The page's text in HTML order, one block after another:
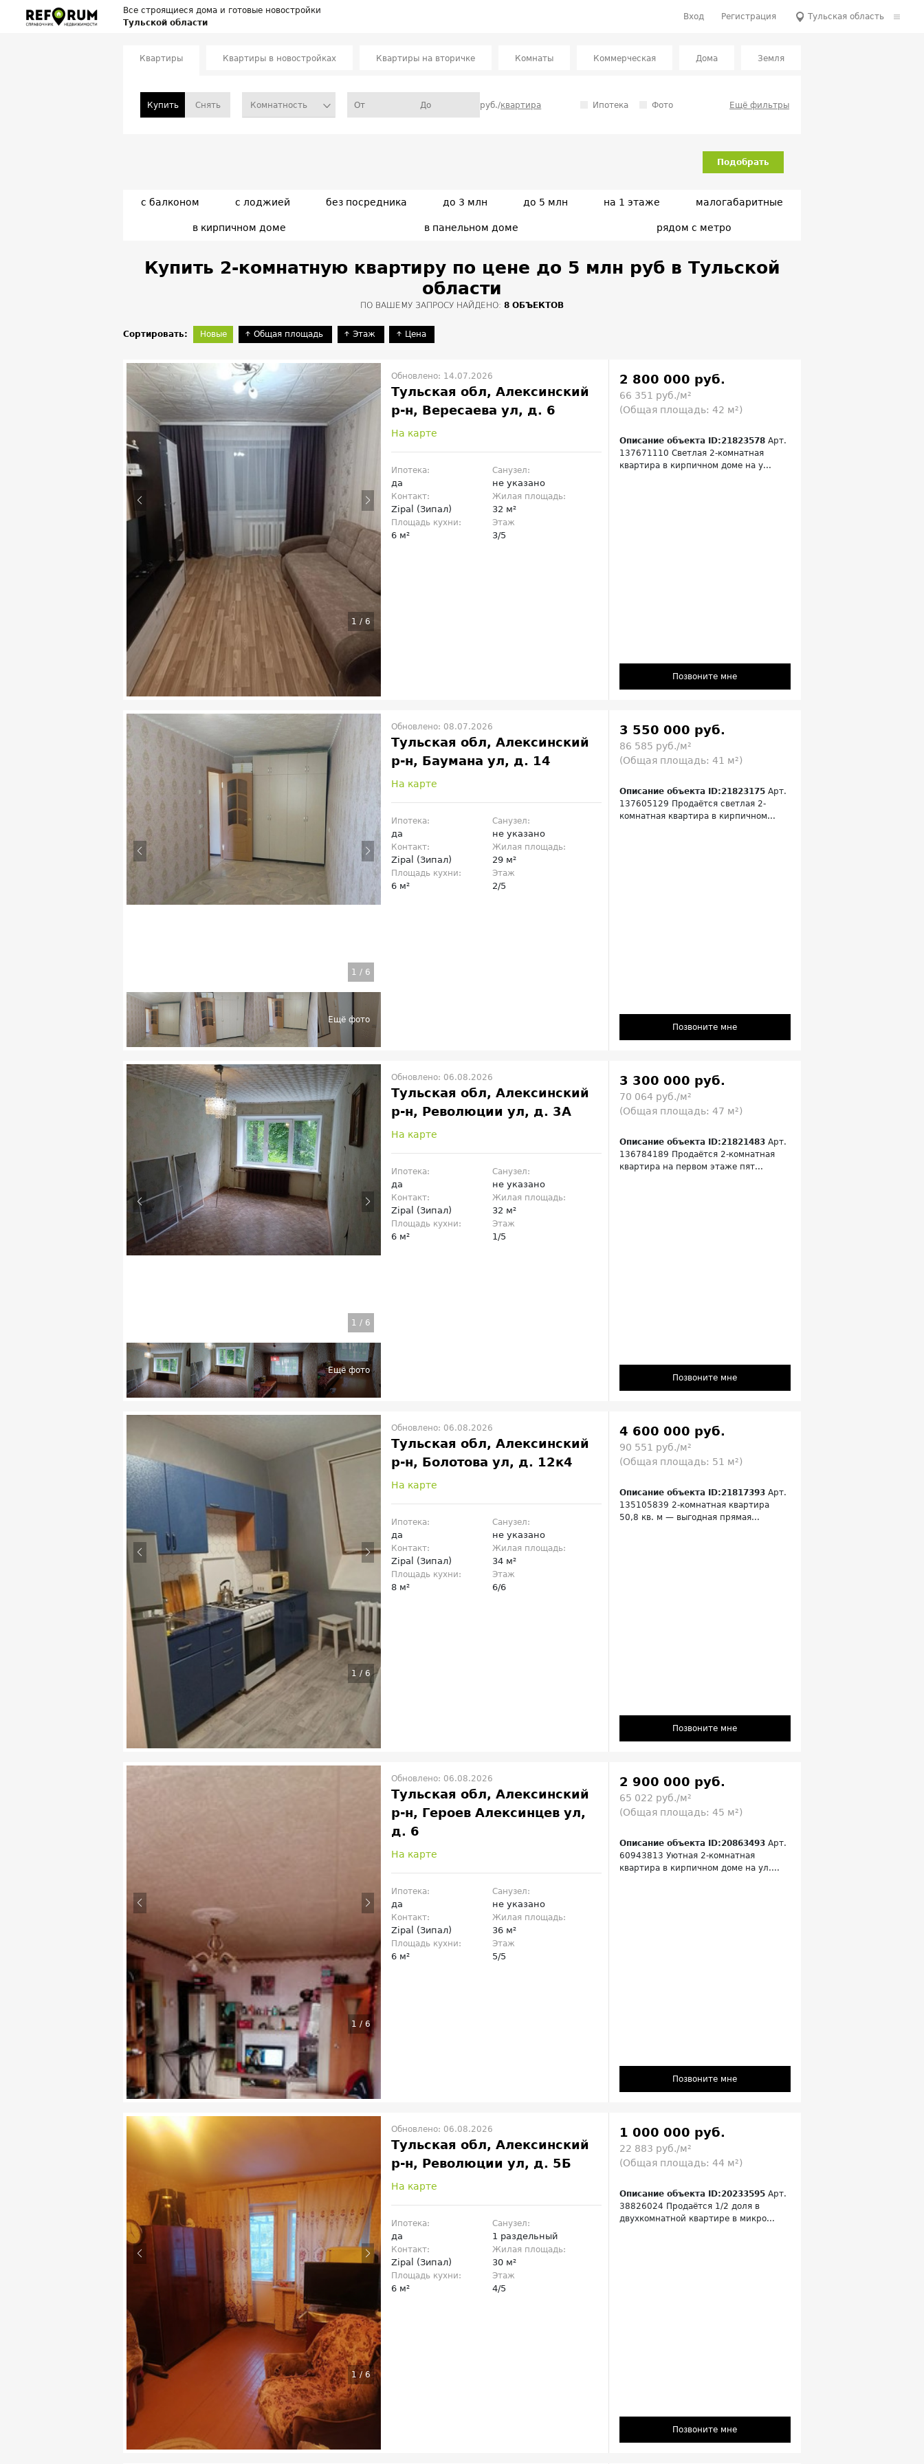
Все строящиеся дома и готовые новостройки
Тульской области
Вход Регистрация Тульская область
Квартиры Квартиры в новостройках Квартиры на вторичке Комнаты Коммерческая Дома Земля
Купить Снять Комнатность руб./квартира Ипотека Фото Ещё фильтры
Подобрать
с балконом с лоджией без посредника до 3 млн до 5 млн на 1 этаже малогабаритные
в кирпичном доме в панельном доме рядом с метро
Купить 2-комнатную квартиру по цене до 5 млн руб в Тульской
области
ПО ВАШЕМУ ЗАПРОСУ НАЙДЕНО: 8 ОБЪЕКТОВ
Сортировать: Новые Общая площадь Этаж Цена
1 /6
Обновлено: 14.07.2026
Тульская обл, Алексинский
р-н, Вересаева ул, д. 6
На карте
Ипотека:
да
Санузел:
не указано
Контакт:
Zipal (Зипал)
Жилая площадь:
32 м²
Площадь кухни:
6 м²
Этаж
3/5
2 800 000 руб.
66 351 руб./м²
(Общая площадь: 42 м²)
Описание объекта ID:21823578Арт.
137671110 Светлая 2‑комнатная
квартира в кирпичном доме на у...
Позвоните мне
1 / 6
Обновлено: 08.07.2026
Тульская обл, Алексинский
р-н, Баумана ул, д. 14
На карте
Ипотека:
да
Санузел:
не указано
Контакт:
Zipal (Зипал)
Жилая площадь:
29 м²
Площадь кухни:
6 м²
Этаж
2/5
3 550 000 руб.
86 585 руб./м²
(Общая площадь: 41 м²)
Описание объекта ID:21823175Арт.
137605129 Продаётся светлая 2-
комнатная квартира в кирпичном...
Позвоните мне
1 / 6
Обновлено: 06.08.2026
Тульская обл, Алексинский
р-н, Революции ул, д. 3А
На карте
Ипотека:
да
Санузел:
не указано
Контакт:
Zipal (Зипал)
Жилая площадь:
32 м²
Площадь кухни:
6 м²
Этаж
1/5
3 300 000 руб.
70 064 руб./м²
(Общая площадь: 47 м²)
Описание объекта ID:21821483Арт.
136784189 Продаётся 2-комнатная
квартира на первом этаже пят...
Позвоните мне
1 /6
Обновлено: 06.08.2026
Тульская обл, Алексинский
р-н, Болотова ул, д. 12к4
На карте
Ипотека:
да
Санузел:
не указано
Контакт:
Zipal (Зипал)
Жилая площадь:
34 м²
Площадь кухни:
8 м²
Этаж
6/6
4 600 000 руб.
90 551 руб./м²
(Общая площадь: 51 м²)
Описание объекта ID:21817393Арт.
135105839 2‑комнатная квартира
50,8 кв. м — выгодная прямая...
Позвоните мне
1 /6
Обновлено: 06.08.2026
Тульская обл, Алексинский
р-н, Героев Алексинцев ул,
д. 6
На карте
Ипотека:
да
Санузел:
не указано
Контакт:
Zipal (Зипал)
Жилая площадь:
36 м²
Площадь кухни:
6 м²
Этаж
5/5
2 900 000 руб.
65 022 руб./м²
(Общая площадь: 45 м²)
Описание объекта ID:20863493Арт.
60943813 Уютная 2‑комнатная
квартира в кирпичном доме на ул....
Позвоните мне
1/6
Обновлено: 06.08.2026
Тульская обл, Алексинский
р-н, Революции ул, д. 5Б
На карте
Ипотека:
да
Санузел:
1 раздельный
Контакт:
Zipal (Зипал)
Жилая площадь:
30 м²
Площадь кухни:
6 м²
Этаж
4/5
1 000 000 руб.
22 883 руб./м²
(Общая площадь: 44 м²)
Описание объекта ID:20233595Арт.
38826024 Продаётся 1/2 доля в
двухкомнатной квартире в микро...
Позвоните мне